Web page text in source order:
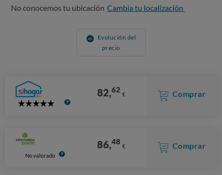
No conocemos tu ubicación Cambia tu localización
Evolución del
precio
5
82,62 € Comprar
No valorado
86,48 € Comprar